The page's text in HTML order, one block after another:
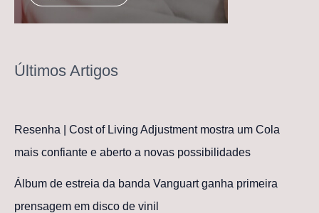
Últimos Artigos
Resenha | Cost of Living Adjustment mostra um Cola
mais confiante e aberto a novas possibilidades
Álbum de estreia da banda Vanguart ganha primeira
prensagem em disco de vinil